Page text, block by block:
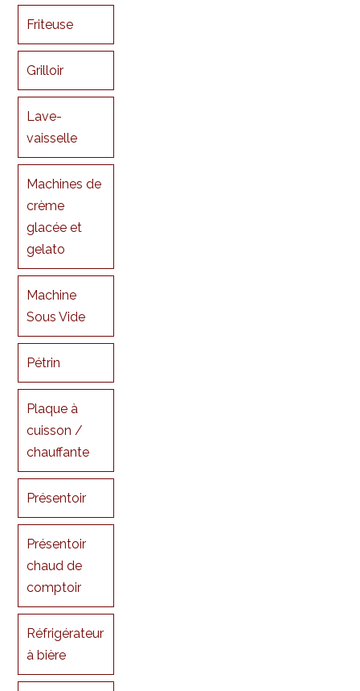
Friteuse
Grilloir
Lave-
vaisselle
Machines de
crème
glacée et
gelato
Machine
Sous Vide
Pétrin
Plaque à
cuisson /
chauffante
Présentoir
Présentoir
chaud de
comptoir
Réfrigérateur
à bière